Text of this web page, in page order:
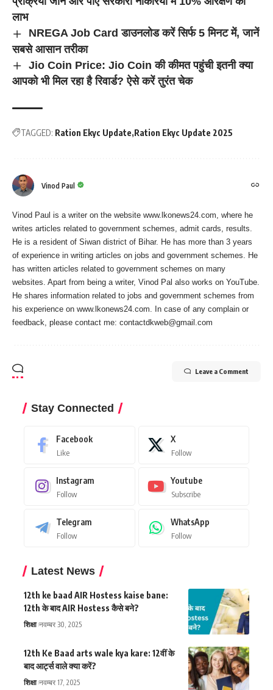
लाभ
NREGA Job Card डाउनलोड करें सिर्फ 5 मिनट में, जानें
सबसे आसान तरीका
Jio Coin Price: Jio Coin की कीमत पहुंची इतनी क्या
आपको भी मिल रहा है रिवार्ड? ऐसे करें तुरंत चेक
TAGGED: Ration Ekyc Update Ration Ekyc Update 2025
Vinod Paul
Vinod Paul is a writer on the website www.lkonews24.com, where he
writes articles related to government schemes, admit cards, results.
He is a resident of Siwan district of Bihar. He has more than 3 years
of experience in writing articles on jobs and government schemes. He
has written articles related to government schemes on many
websites. Apart from being a writer, Vinod Pal also works on YouTube.
He shares information related to jobs and government schemes from
his experience on www.lkonews24.com. In case of any complain or
feedback, please contact me: contactdkweb@gmail.com
Leave a Comment
Stay Connected
Facebook
Like
X
Follow
Instagram
Follow
Youtube
Subscribe
Telegram
Follow
WhatsApp
Follow
Latest News
12th ke baad AIR Hostess kaise bane:
12th के बाद AIR Hostess कैसे बने?
शिक्षा नवम्बर 30, 2025
12th Ke Baad arts wale kya kare: 12वीं के
बाद आर्ट्स वाले क्या करें?
शिक्षा नवम्बर 17, 2025